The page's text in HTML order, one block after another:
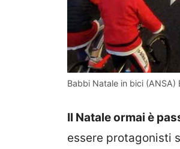
Babbi Natale in bici (ANSA)
Il Natale ormai è
essere protagonisti